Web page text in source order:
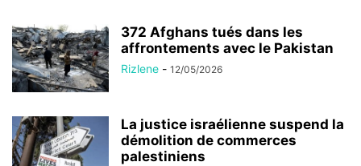
372 Afghans tués dans les
affrontements avec le Pakistan
Rizlene - 12/05/2026
La justice israélienne suspend la
démolition de commerces
palestiniens